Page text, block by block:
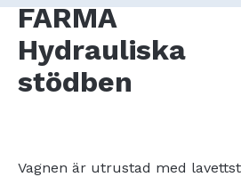
FARMA
Hydrauliska
stödben
Vagnen är utrustad med